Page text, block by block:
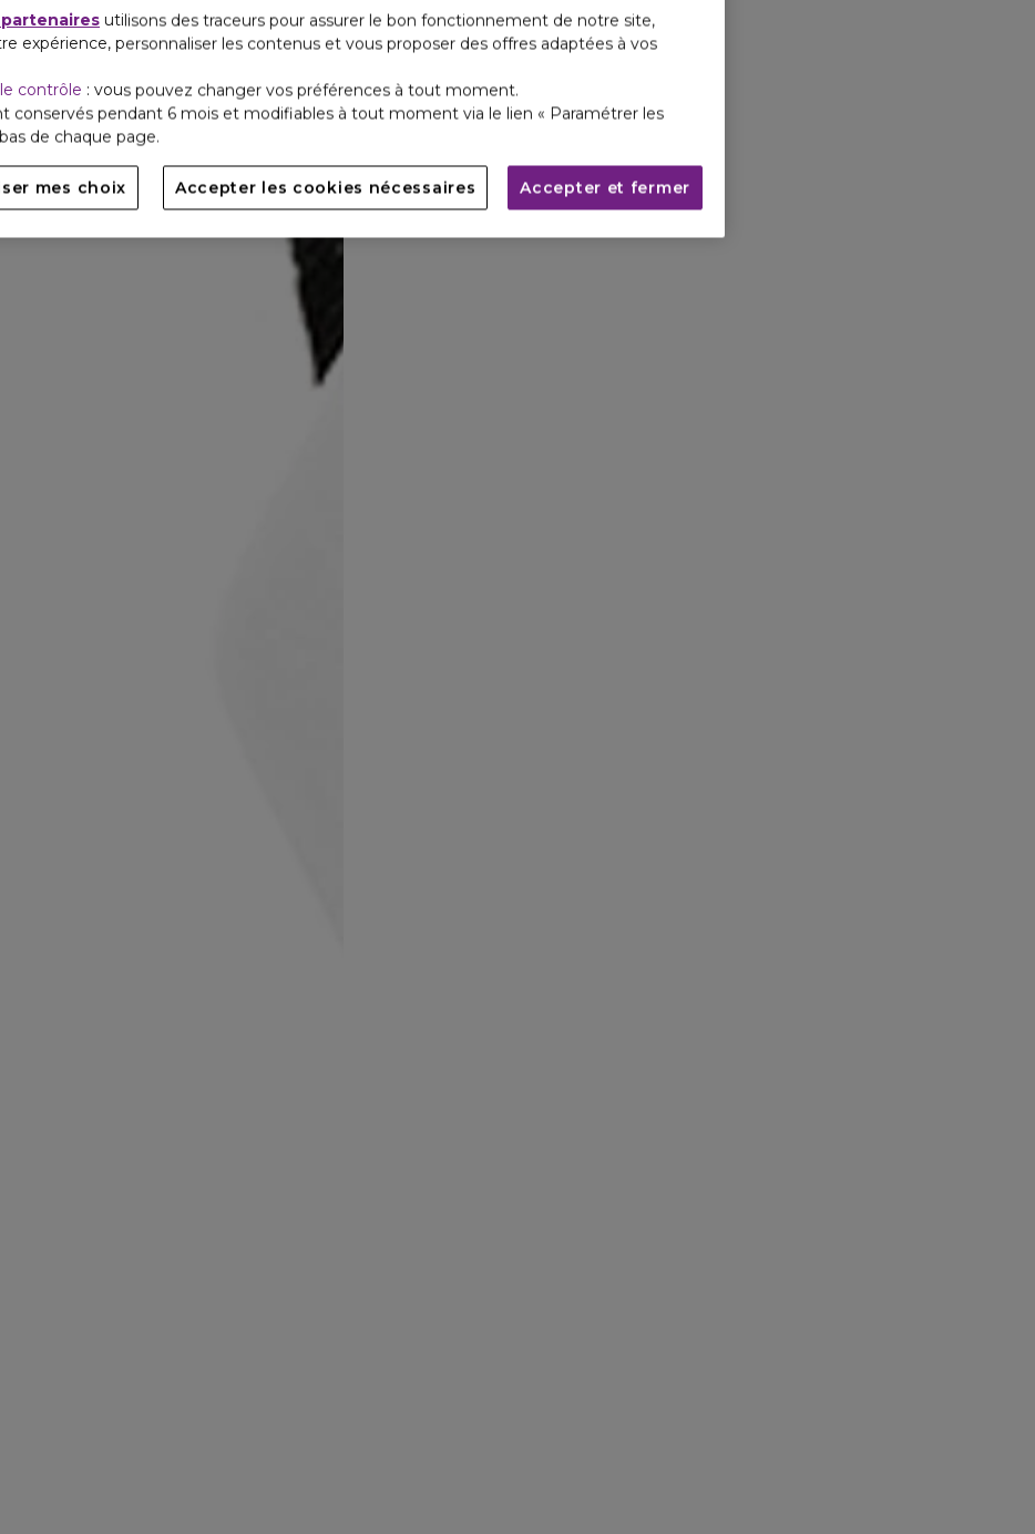
utilisons des traceurs pour assurer le bon fonctionnement de notre site,
expérience, personnaliser les contenus et vous proposer des offres adaptées à vos
contrôle : vous pouvez changer vos préférences à tout moment.
conservés pendant 6 mois et modifiables à tout moment via le lien « Paramétrer les
de chaque page.
mes choix Accepter les cookies nécessaires Accepter et fermer